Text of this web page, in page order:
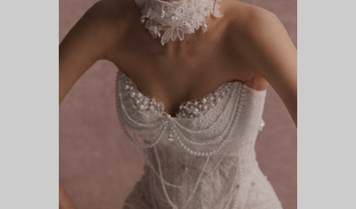
СОЛАРА (КОРСЕТ)